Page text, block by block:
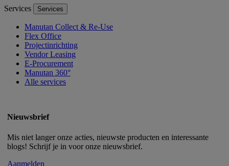
Services Services
Manutan Collect & Re-Use
Flex Office
Projectinrichting
Vendor Leasing
E-Procurement
Manutan 360°
Alle services
Nieuwsbrief
Mis niet langer onze acties, nieuwste producten en interessante
blogs! Schrijf je in voor onze nieuwsbrief.
Aanmelden